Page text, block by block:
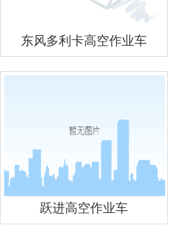
东风多利卡高空作业车
跃进高空作业车